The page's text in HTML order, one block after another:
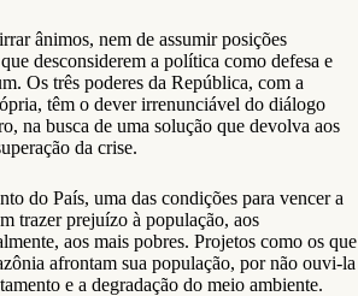
ânimos, nem de assumir posições
desconsiderem a política como defesa e
Os três poderes da República, com a
têm o dever irrenunciável do diálogo
na busca de uma solução que devolva aos
da crise.
do País, uma das condições para vencer a
trazer prejuízo à população, aos
aos mais pobres. Projetos como os que
afrontam sua população, por não ouvi-la
e a degradação do meio ambiente.